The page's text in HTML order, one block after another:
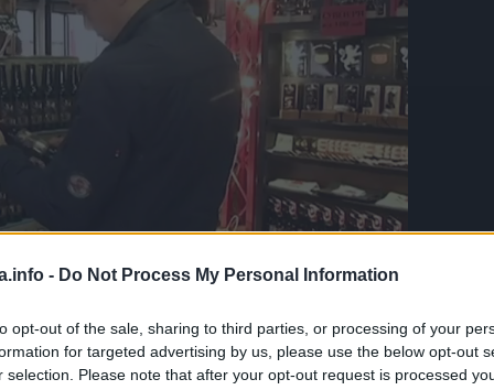
- Do Not Process My Personal Information
opt-out of the sale, sharing to third parties, or processing of your
for targeted advertising by us, please use the below opt-out
selection. Please note that after your opt-out request is processed
koju ima na vrhu ploda već zbog svog jedinstvenog
široko koristi u medicinske svrhe. Ovo voće sadrži čitav